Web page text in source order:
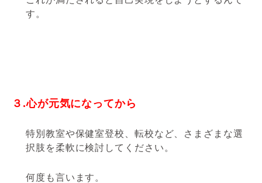
す。
３.心が元気になってから
特別教室や保健室登校、転校など、さまざまな選
択肢を柔軟に検討してください。
何度も言います。